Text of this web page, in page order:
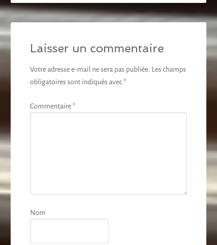
Laisser un commentaire
Votre adresse e-mail ne sera pas publiée. Les champs
obligatoires sont indiqués avec*
Commentaire*
Nom